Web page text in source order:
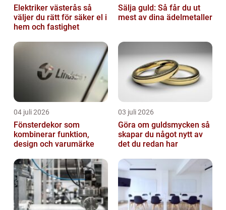
Elektriker västerås så
väljer du rätt för säker el i
hem och fastighet
Sälja guld: Så får du ut
mest av dina ädelmetaller
04 juli 2026
Fönsterdekor som
kombinerar funktion,
design och varumärke
03 juli 2026
Göra om guldsmycken så
skapar du något nytt av
det du redan har